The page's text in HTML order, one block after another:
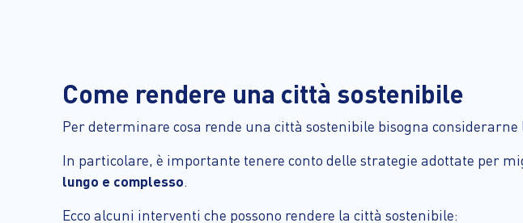
Come rendere una città sostenibile
Per determinare cosa rende una città sostenibile bisogna considerarne
In particolare, è importante tenere conto delle strategie adottate per
lungo e complesso.
Ecco alcuni interventi che possono rendere la città sostenibile: